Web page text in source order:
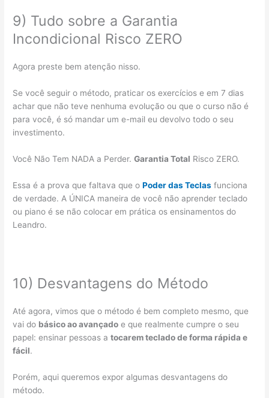
9) Tudo sobre a Garantia
Incondicional Risco ZERO
Agora preste bem atenção nisso.
Se você seguir o método, praticar os exercícios e em 7 dias
achar que não teve nenhuma evolução ou que o curso não é
para você, é só mandar um e-mail eu devolvo todo o seu
investimento.
Você Não Tem NADA a Perder.Garantia Total Risco ZERO.
Essa é a prova que faltava que oPoder das Teclas funciona
de verdade. A ÚNICA maneira de você não aprender teclado
ou piano é se não colocar em prática os ensinamentos do
Leandro.
10) Desvantagens do Método
Até agora, vimos que o método é bem completo mesmo, que
vai do básico ao avançado e que realmente cumpre o seu
papel: ensinar pessoas atocarem teclado de forma rápida e
fácil.
Porém, aqui queremos expor algumas desvantagens do
método.